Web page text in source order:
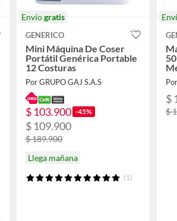
Envíogratis
GENERICO
Mini Máquina De Coser
Portátil Genérica Portable
12 Costuras
Por GRUPO GAJ S.A.S
$ 103.900 -45%
$ 109.900
$ 189.900
Llega mañana
(1)
$
$